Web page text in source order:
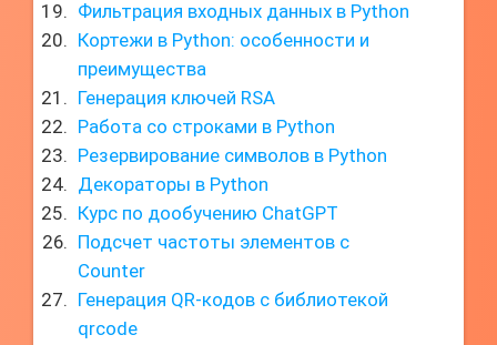
Фильтрация входных данных в Python
Кортежи в Python: особенности и
преимущества
Генерация ключей RSA
Работа со строками в Python
Резервирование символов в Python
Декораторы в Python
Курс по дообучению ChatGPT
Подсчет частоты элементов с
Counter
Генерация QR-кодов с библиотекой
qrcode